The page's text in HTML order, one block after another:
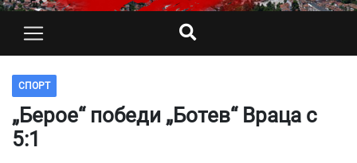
СПОРТ
„Берое“ победи „Ботев“ Враца с
5:1